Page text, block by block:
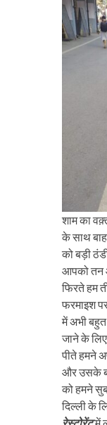
शाम का
के साथ
को बड़ी
आपको तन
फिरते हम
फरमाइश
में अभी
जाने के
पीते हमने
और उसके
को हमने
दिल्ली के